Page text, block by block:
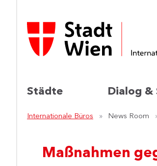
Städte Dialog &
Internationale Büros News Room
Maßnahmen